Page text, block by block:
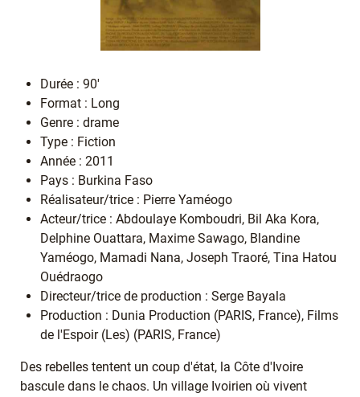
Durée : 90'
Format : Long
Genre : drame
Type : Fiction
Année : 2011
Pays : Burkina Faso
Réalisateur/trice : Pierre Yaméogo
Acteur/trice : Abdoulaye Komboudri, Bil Aka Kora,
Delphine Ouattara, Maxime Sawago, Blandine
Yaméogo, Mamadi Nana, Joseph Traoré, Tina Hatou
Ouédraogo
Directeur/trice de production : Serge Bayala
Production : Dunia Production (PARIS, France), Films
de l'Espoir (Les) (PARIS, France)
Des rebelles tentent un coup d'état, la Côte d'Ivoire
bascule dans le chaos. Un village Ivoirien où vivent